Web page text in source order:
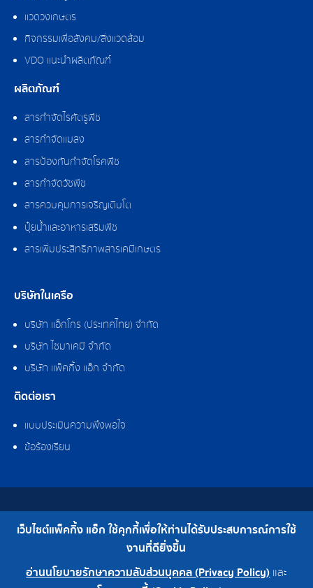
แวดวงเกษตร
กิจกรรมเพื่อสังคม/สิ่งแวดล้อม
VDO แนะนำผลิตภัณฑ์
ผลิตภัณฑ์
สารกำจัดไรศัตรูพืช
สารกำจัดแมลง
สารป้องกันกำจัดโรคพืช
สารกำจัดวัชพืช
สารควบคุมการเจริญเติบโต
ปุ๋ยน้ำและอาหารเสริมพืช
สารเพิ่มประสิทธิภาพสารเคมีเกษตร
บริษัทในเครือ
บริษัท แอ็กโกร (ประเทศไทย) จำกัด
บริษัท ไซมาเคมี จำกัด
บริษัท แพ็คกิ้ง แอ็ก จำกัด
ติดต่อเรา
แบบประเมินความพึงพอใจ
ข้อร้องเรียน
สงวนลิขสิทธิ์ © 2562 บริษัท แพ็คกิ้ง แอ็ก จำกัด
เบอร์โทร : 0-2308-2102 | โทรสาร : 0-2308-2487
เว็บไซต์แพ็คกิ้ง แอ็ก ใช้คุกกี้เพื่อให้ท่านได้รับประสบการณ์การใช้
งานที่ดียิ่งขึ้น
อ่านนโยบายรักษาความลับส่วนบุคคล (Privacy Policy) และ
0-2308-2102
โรงงาน 0-2324-0515-6